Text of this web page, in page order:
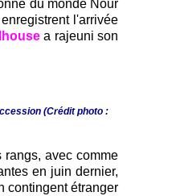
du monde Nour
l'arrivée
a rajeuni son
(Crédit photo :
avec comme
en juin dernier,
contingent étranger